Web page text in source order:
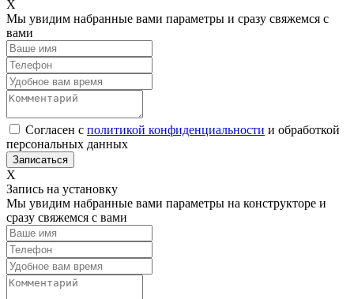
Х
Мы увидим набранные вами параметры и сразу свяжемся с
вами
Согласен с политикой конфиденциальности и обработкой
персональных данных
Х
Запись на установку
Мы увидим набранные вами параметры на конструкторе и
сразу свяжемся с вами